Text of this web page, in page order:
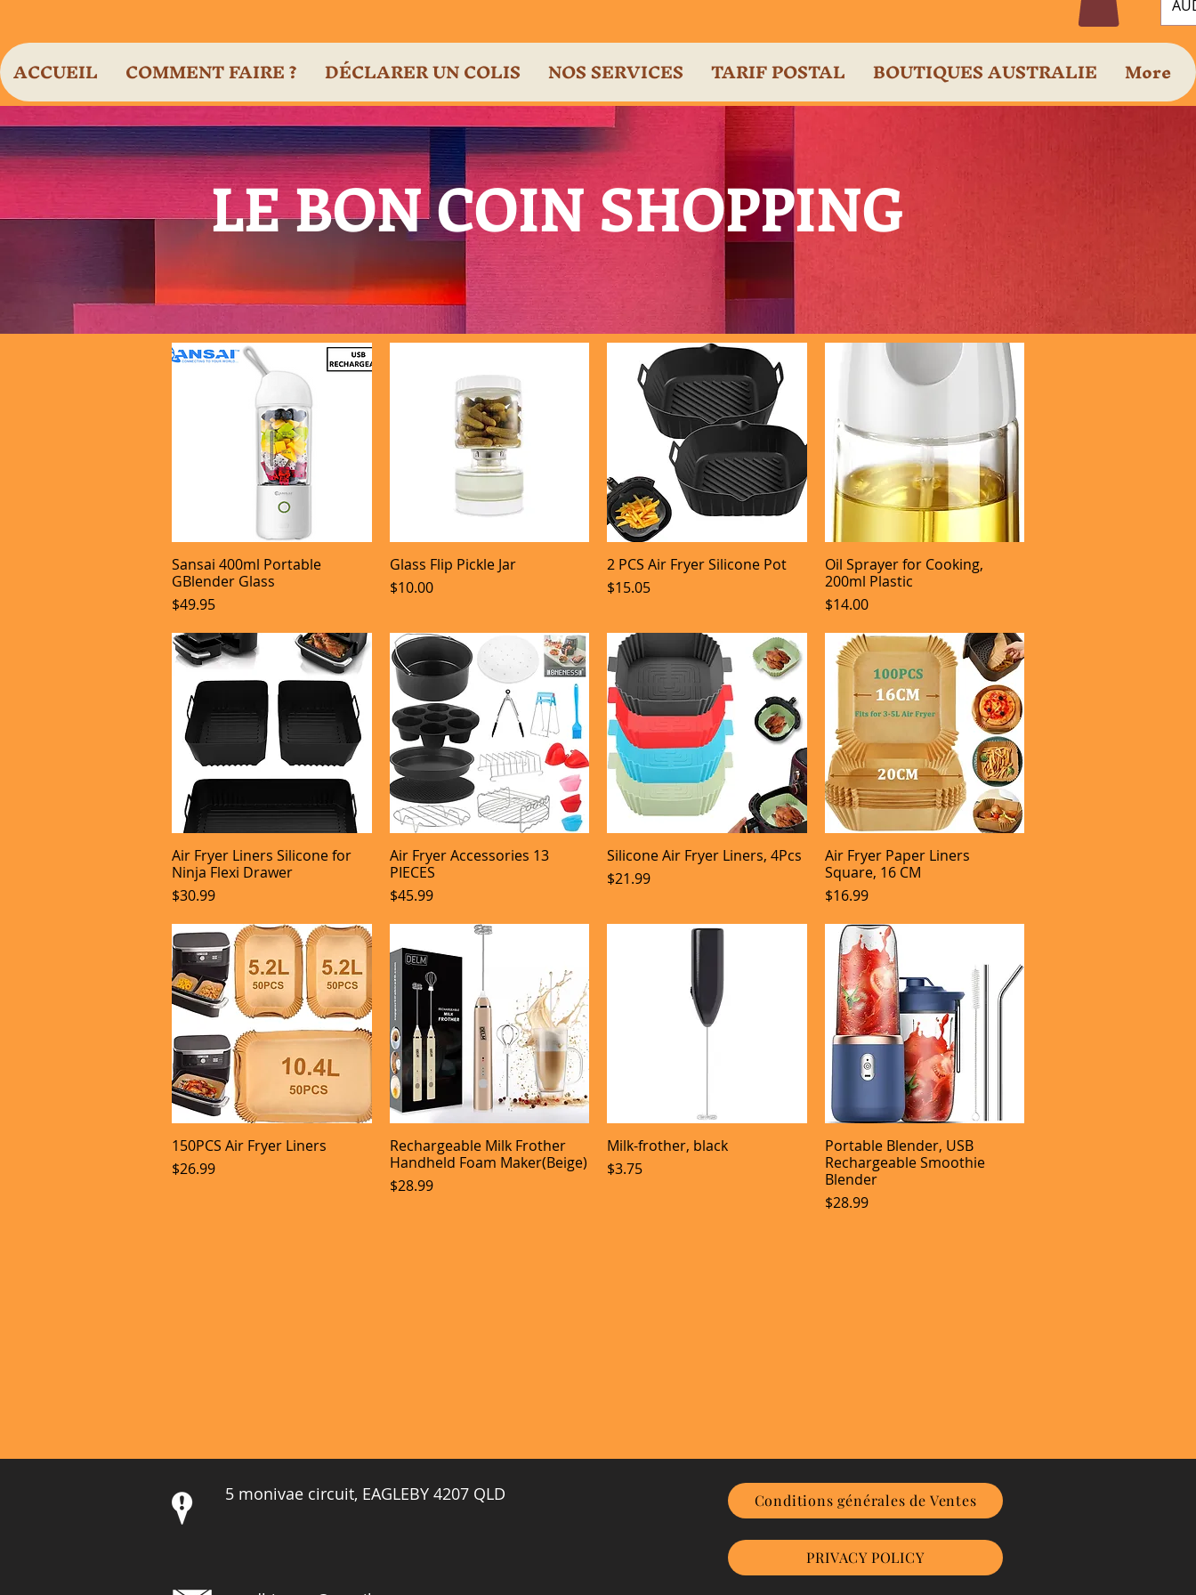
ACCUEIL COMMENT FAIRE ? DÉCLARER UN COLIS NOS SERVICES TARIF POSTAL BOUTIQUES AUSTRALIE More
LE BON COIN SHOPPING
Aperçu rapide
Sansai 400ml Portable
GBlender Glass
Prix
$49.95
Aperçu rapide
Glass Flip Pickle Jar
Prix
$10.00
Aperçu rapide
2 PCS Air Fryer Silicone Pot
Prix
$15.05
Aperçu rapide
Oil Sprayer for Cooking,
200ml Plastic
Prix
$14.00
Aperçu rapide
Air Fryer Liners Silicone for
Ninja Flexi Drawer
Prix
$30.99
Aperçu rapide
Air Fryer Accessories 13
PIECES
Prix
$45.99
Aperçu rapide
Silicone Air Fryer Liners, 4Pcs
Prix
$21.99
Aperçu rapide
Air Fryer Paper Liners
Square, 16 CM
Prix
$16.99
Aperçu rapide
150PCS Air Fryer Liners
Prix
$26.99
Aperçu rapide
Rechargeable Milk Frother
Handheld Foam Maker(Beige)
Prix
$28.99
Aperçu rapide
Milk-frother, black
Prix
$3.75
Aperçu rapide
Portable Blender, USB
Rechargeable Smoothie
Blender
Prix
$28.99
5 monivae circuit, EAGLEBY 4207 QLD Conditions générales de Ventes
PRIVACY POLICY